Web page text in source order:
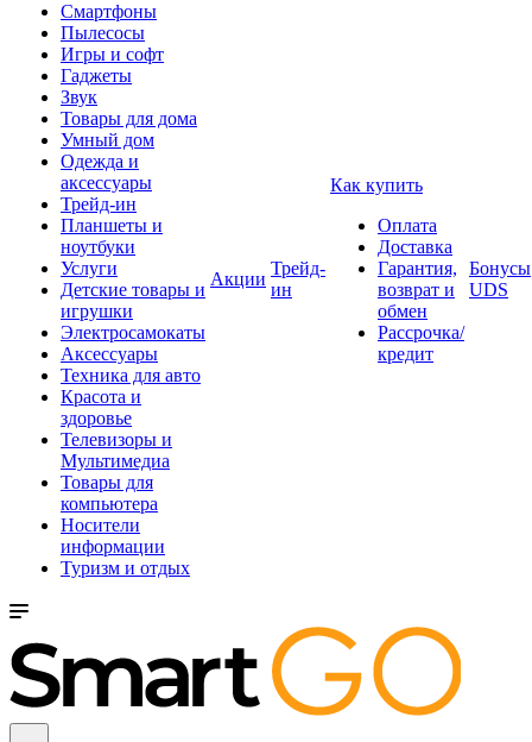
Смартфоны
Пылесосы
Игры и софт
Гаджеты
Звук
Товары для дома
Умный дом
Одежда и
аксессуары
Трейд-ин
Планшеты и
ноутбуки
Услуги
Детские товары и
игрушки
Электросамокаты
Аксессуары
Техника для авто
Красота и
здоровье
Телевизоры и
Мультимедиа
Товары для
компьютера
Носители
информации
Туризм и отдых
Акции
Трейд-
ин
Как купить
Оплата
Доставка
Гарантия,
возврат и
обмен
Рассрочка/
кредит
Бонусы
UDS